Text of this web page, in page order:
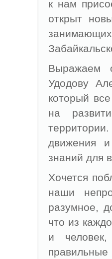
к нам
открыт
Выражаем
Удодову
который
на
движения
знаний для
Хочется
наши
разумное,
что из
и